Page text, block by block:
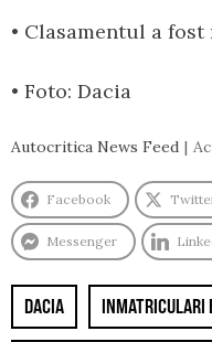
• Clasamentul a
• Foto: Dacia
Autocritica News Feed
Facebook
Messenger
DACIA INMATRICULARI